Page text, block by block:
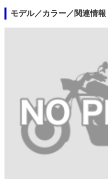
モデル／カラー／関連情報